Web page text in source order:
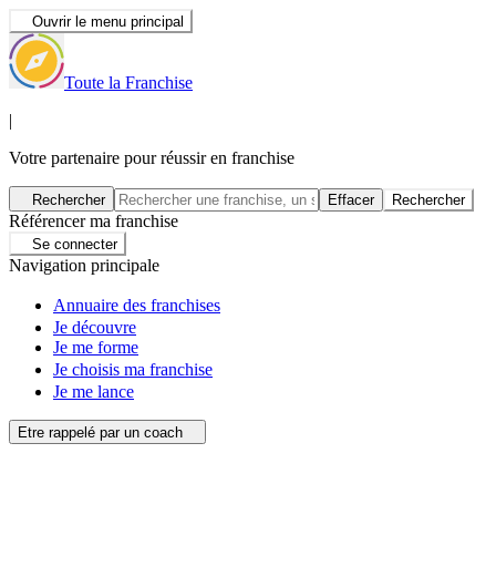
Ouvrir le menu principal
Toute la Franchise
|
Votre partenaire pour réussir en franchise
Rechercher Effacer Rechercher
Référencer ma franchise
Se connecter
Navigation principale
Annuaire des franchises
Je découvre
Je me forme
Je choisis ma franchise
Je me lance
Etre rappelé par un coach